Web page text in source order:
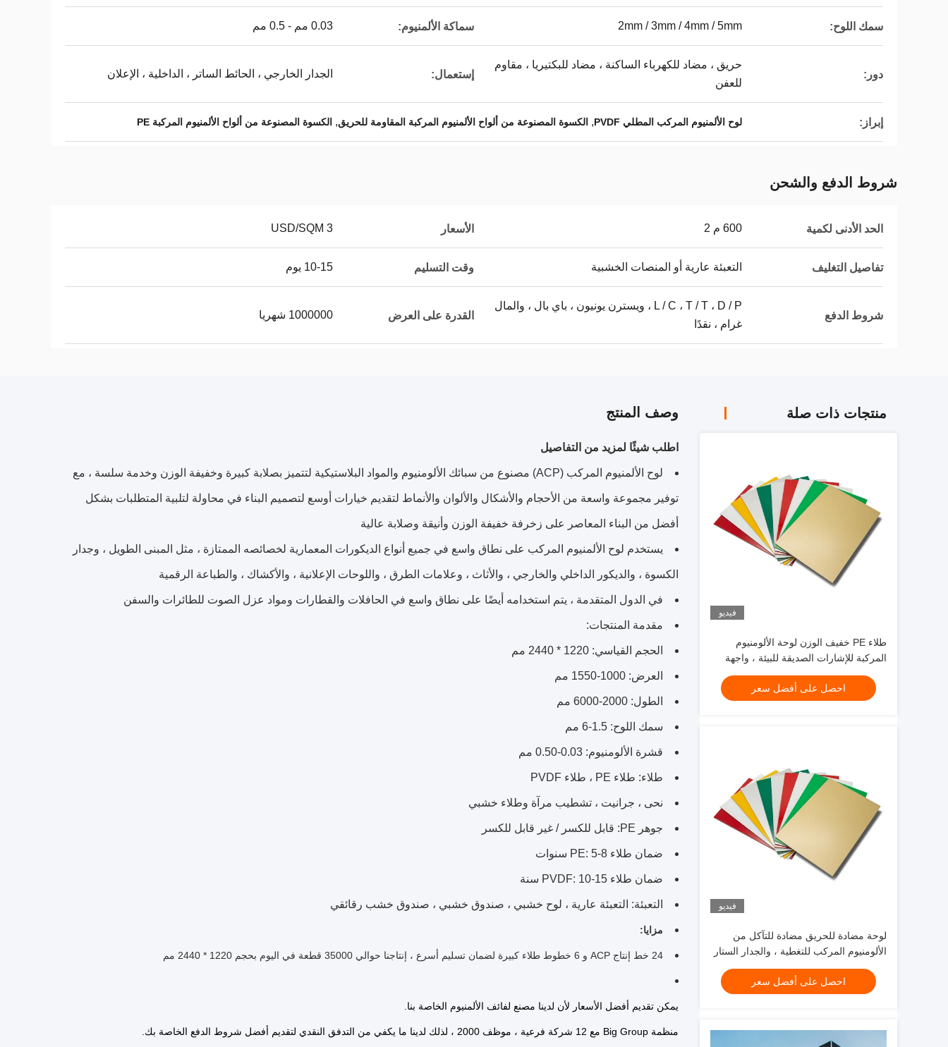
سمك اللوح: 2mm / 3mm / 4mm / 5mm سماكة الألمنيوم: 0.03 مم - 0.5 مم
دور:
حريق ، مضاد للكهرباء الساكنة ، مضاد للبكتيريا ، مقاوم
للعفن
إستعمال: الجدار الخارجي ، الحائط الساتر ، الداخلية ، الإعلان
إبراز: لوح الألمنيوم المركب المطلي PVDF , الكسوة المصنوعة من ألواح الألمنيوم المركبة المقاومة للحريق, الكسوة المصنوعة من ألواح الألمنيوم المركبة PE
شروط الدفع والشحن
الحد الأدنى لكمية 600 م 2 الأسعار 3 USD/SQM
تفاصيل التغليف التعبئة عارية أو المنصات الخشبية وقت التسليم 10-15 يوم
شروط الدفع
L / C ، T / T ، D / P ، ويسترن يونيون ، باي بال ، والمال
غرام ، نقدًا
القدرة على العرض 1000000 شهريا
منتجات ذات صلة
فيديو
طلاء PE خفيف الوزن لوحة الألومنيوم
المركبة للإشارات الصديقة للبيئة ، واجهة
المتجر ، تزيين الداخلية
احصل على أفضل سعر
فيديو
لوحة مضادة للحريق مضادة للتآكل من
الألومنيوم المركب للتغطية ، والجدار الستار
، والسقف
احصل على أفضل سعر
وصف المنتج
اطلب شيئًا لمزيد من التفاصيل
لوح الألمنيوم المركب (ACP) مصنوع من سبائك الألومنيوم والمواد البلاستيكية لتتميز بصلابة كبيرة وخفيفة الوزن وخدمة سلسة ، مع
توفير مجموعة واسعة من الأحجام والأشكال والألوان والأنماط لتقديم خيارات أوسع لتصميم البناء في محاولة لتلبية المتطلبات بشكل
أفضل من البناء المعاصر على زخرفة خفيفة الوزن وأنيقة وصلابة عالية
يستخدم لوح الألمنيوم المركب على نطاق واسع في جميع أنواع الديكورات المعمارية لخصائصه الممتازة ، مثل المبنى الطويل ، وجدار
الكسوة ، والديكور الداخلي والخارجي ، والأثاث ، وعلامات الطرق ، واللوحات الإعلانية ، والأكشاك ، والطباعة الرقمية
في الدول المتقدمة ، يتم استخدامه أيضًا على نطاق واسع في الحافلات والقطارات ومواد عزل الصوت للطائرات والسفن
مقدمة المنتجات:
الحجم القياسي: 1220 * 2440 مم
العرض: 1000-1550 مم
الطول: 2000-6000 مم
سمك اللوح: 1.5-6 مم
قشرة الألومنيوم: 0.03-0.50 مم
طلاء: طلاء PE ، طلاء PVDF
نحى ، جرانيت ، تشطيب مرآة وطلاء خشبي
جوهر PE: قابل للكسر / غير قابل للكسر
ضمان طلاء PE: 5-8 سنوات
ضمان طلاء PVDF: 10-15 سنة
التعبئة: التعبئة عارية ، لوح خشبي ، صندوق خشبي ، صندوق خشب رقائقي
مزايا:
24 خط إنتاج ACP و 6 خطوط طلاء كبيرة لضمان تسليم أسرع ، إنتاجنا حوالي 35000 قطعة في اليوم بحجم 1220 * 2440 مم
يمكن تقديم أفضل الأسعار لأن لدينا مصنع لفائف الألمنيوم الخاصة بنا.
منظمة Big Group مع 12 شركة فرعية ، موظف 2000 ، لذلك لدينا ما يكفي من التدفق النقدي لتقديم أفضل شروط الدفع الخاصة بك.